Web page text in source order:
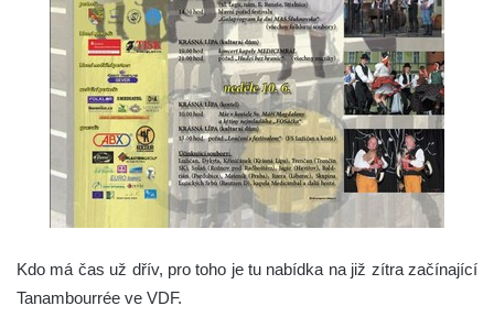
Kdo má čas už dřív, pro toho je tu nabídka na již zítra začínající
Tanambourrée ve VDF.